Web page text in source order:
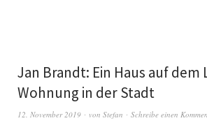
Jan Brandt: Ein Haus auf dem
Wohnung in der Stadt
12. November 2019 von Stefan Schreibe einen